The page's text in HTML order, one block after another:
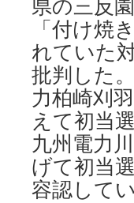
県の三反
「付け焼
れていた
批判した
力柏崎刈
えて初当
九州電力
げて初当
容認して